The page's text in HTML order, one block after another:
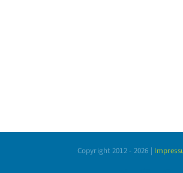
Copyright 2012 - 2026 |